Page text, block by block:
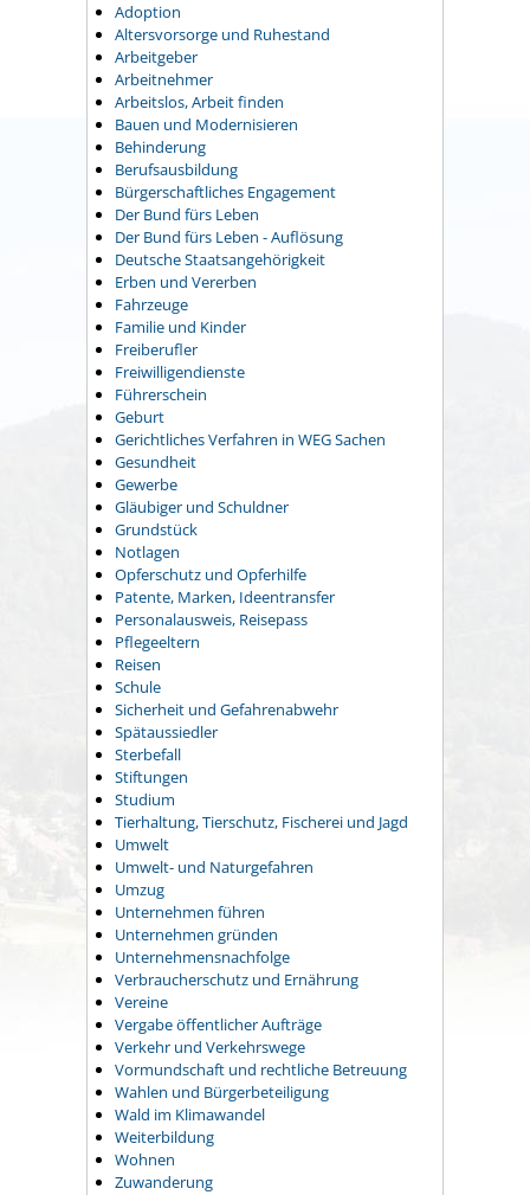
Adoption
Altersvorsorge und Ruhestand
Arbeitgeber
Arbeitnehmer
Arbeitslos, Arbeit finden
Bauen und Modernisieren
Behinderung
Berufsausbildung
Bürgerschaftliches Engagement
Der Bund fürs Leben
Der Bund fürs Leben - Auflösung
Deutsche Staatsangehörigkeit
Erben und Vererben
Fahrzeuge
Familie und Kinder
Freiberufler
Freiwilligendienste
Führerschein
Geburt
Gerichtliches Verfahren in WEG Sachen
Gesundheit
Gewerbe
Gläubiger und Schuldner
Grundstück
Notlagen
Opferschutz und Opferhilfe
Patente, Marken, Ideentransfer
Personalausweis, Reisepass
Pflegeeltern
Reisen
Schule
Sicherheit und Gefahrenabwehr
Spätaussiedler
Sterbefall
Stiftungen
Studium
Tierhaltung, Tierschutz, Fischerei und Jagd
Umwelt
Umwelt- und Naturgefahren
Umzug
Unternehmen führen
Unternehmen gründen
Unternehmensnachfolge
Verbraucherschutz und Ernährung
Vereine
Vergabe öffentlicher Aufträge
Verkehr und Verkehrswege
Vormundschaft und rechtliche Betreuung
Wahlen und Bürgerbeteiligung
Wald im Klimawandel
Weiterbildung
Wohnen
Zuwanderung